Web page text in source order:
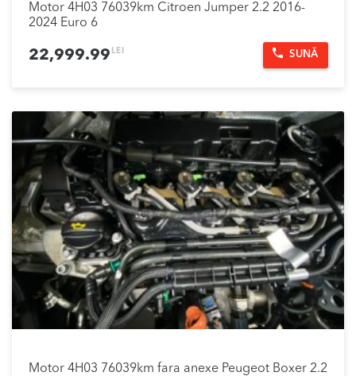
Motor 4H03 76039km Citroen Jumper 2.2 2016-
2024 Euro 6
22,999.99 LEI SUNĂ
Motor 4H03 76039km fara anexe Peugeot Boxer 2.2